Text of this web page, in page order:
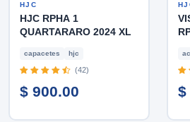
HJC
HJC RPHA 1
QUARTARARO 2024 XL
capacetes hjc
(42)
$ 900.00 $